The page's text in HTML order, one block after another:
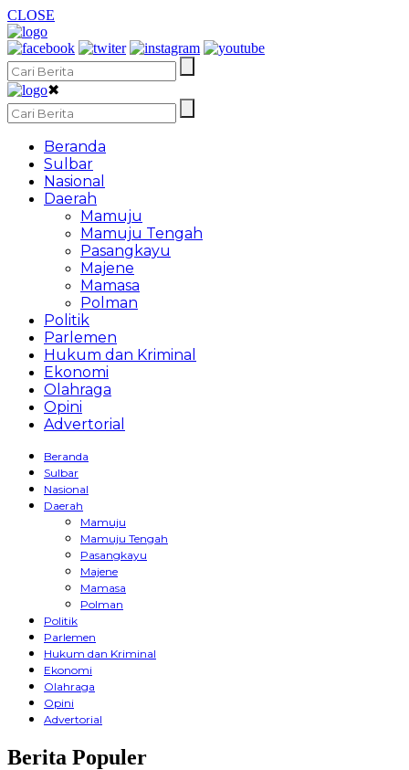
CLOSE
✖
Beranda
Sulbar
Nasional
Daerah
Mamuju
Mamuju Tengah
Pasangkayu
Majene
Mamasa
Polman
Politik
Parlemen
Hukum dan Kriminal
Ekonomi
Olahraga
Opini
Advertorial
Beranda
Sulbar
Nasional
Daerah
Mamuju
Mamuju Tengah
Pasangkayu
Majene
Mamasa
Polman
Politik
Parlemen
Hukum dan Kriminal
Ekonomi
Olahraga
Opini
Advertorial
Berita Populer